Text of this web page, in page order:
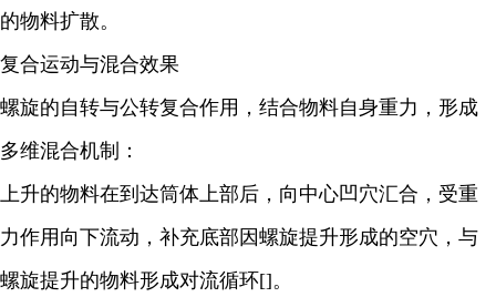
的物料扩散。
复合运动与混合效果
螺旋的自转与公转复合作用，结合物料自身重力，形成
多维混合机制：
上升的物料在到达筒体上部后，向中心凹穴汇合，受重
力作用向下流动，补充底部因螺旋提升形成的空穴，与
螺旋提升的物料形成对流循环[]。